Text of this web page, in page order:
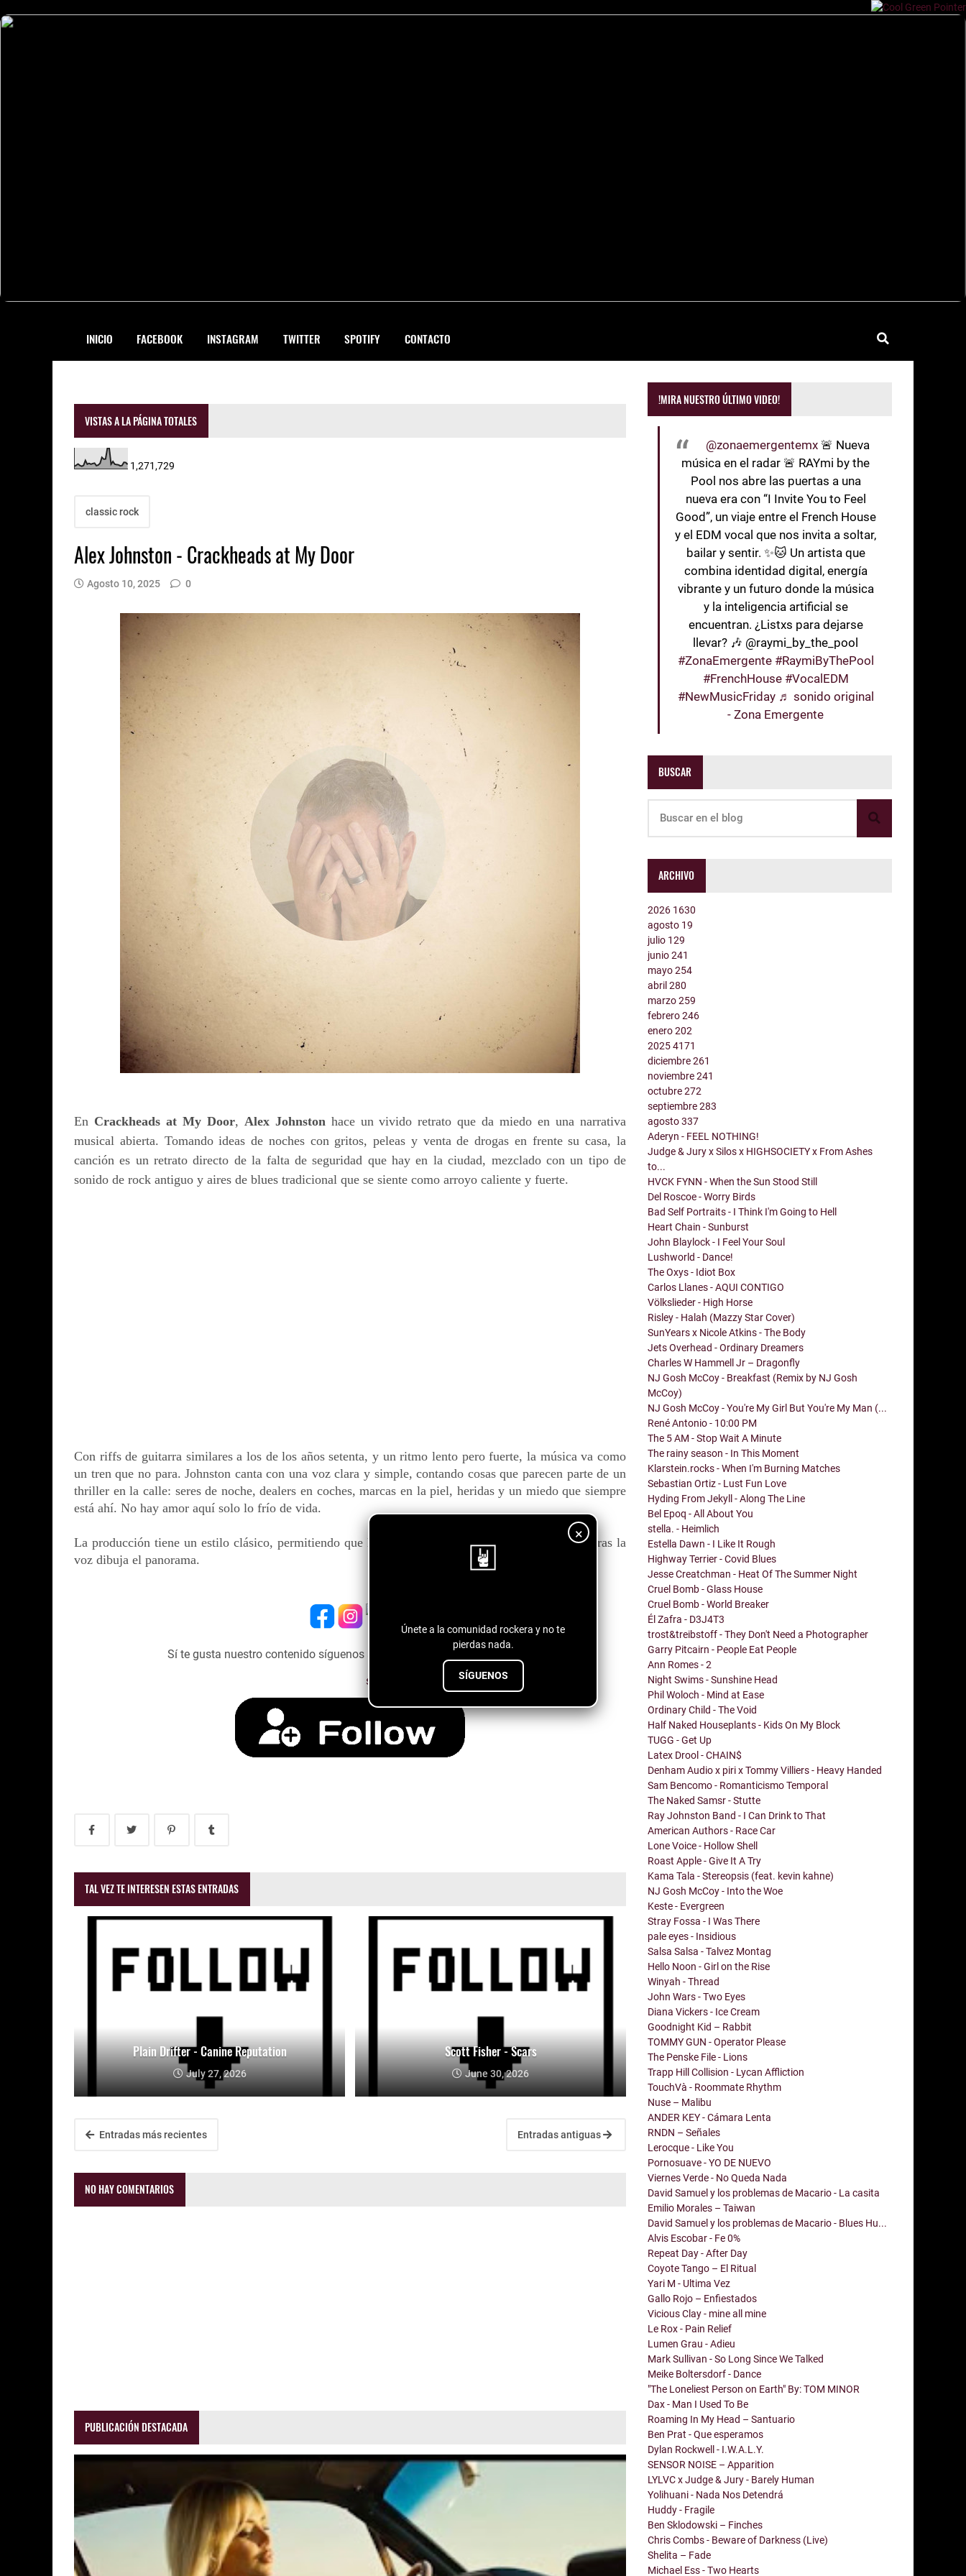
INICIO FACEBOOK INSTAGRAM TWITTER SPOTIFY CONTACTO
×
Únete a la comunidad rockera y no te
pierdas nada.
SÍGUENOS
VISTAS A LA PÁGINA TOTALES
1,271,729
classic rock
Alex Johnston - Crackheads at My Door
Agosto 10, 2025 0
En Crackheads at My Door, Alex Johnston hace un vivido retrato que da miedo en una narrativa
musical abierta. Tomando ideas de noches con gritos, peleas y venta de drogas en frente su casa, la
canción es un retrato directo de la falta de ͏seguridad que hay en la ciudad, mezclado con un tipo de
sonido de rock antiguo y aires de blues tradicional que se siente como arroyo caliente y fuerte.
Con riffs de guitarra similares a los de los años setenta, y un ritmo lento pero fuerte, la música va como
un tren que no para. ͏Johnston canta con una voz clara y simple, contando͏ cosas que parecen parte de un
thriller en la calle: seres de noche, dealers en coches, marcas en la piel, heridas y un miedo que siempre
está ahí. No hay amor aquí solo lo frío de vida͏.
La producción tiene un estilo clásico, permitiendo que la guitarra y la batería lleven el peso mientras la
voz dibuja el panorama.
Sí te gusta nuestro contenido síguenos a través del siguiente botón ↓↓↓↓
TAL VEZ TE INTERESEN ESTAS ENTRADAS
Plain Drifter - Canine Reputation
July 27, 2026
Scott Fisher - Scars
June 30, 2026
Entradas más recientes Entradas antiguas
NO HAY COMENTARIOS
PUBLICACIÓN DESTACADA
!MIRA NUESTRO ÚLTIMO VIDEO!
@zonaemergentemx 🚨 Nueva
música en el radar 🚨 RAYmi by the
Pool nos abre las puertas a una
nueva era con “I Invite You to Feel
Good”, un viaje entre el French House
y el EDM vocal que nos invita a soltar,
bailar y sentir. ✨🐱 Un artista que
combina identidad digital, energía
vibrante y un futuro donde la música
y la inteligencia artificial se
encuentran. ¿Listxs para dejarse
llevar? 🎶 @raymi_by_the_pool
#ZonaEmergente #RaymiByThePool
#FrenchHouse #VocalEDM
#NewMusicFriday ♬ sonido original
- Zona Emergente
BUSCAR
ARCHIVO
2026 1630
agosto 19
julio 129
junio241
mayo254
abril280
marzo259
febrero246
enero202
20254171
diciembre261
noviembre241
octubre272
septiembre283
agosto337
Aderyn - FEEL NOTHING!
Judge & Jury x Silos x HIGHSOCIETY x From Ashes
to...
HVCK FYNN - When the Sun Stood Still
Del Roscoe - Worry Birds
Bad Self Portraits - I Think I'm Going to Hell
Heart Chain - Sunburst
John Blaylock - I Feel Your Soul
Lushworld - Dance!
The Oxys - Idiot Box
Carlos Llanes - AQUI CONTIGO
Völkslieder - High Horse
Risley - Halah (Mazzy Star Cover)
SunYears x Nicole Atkins - The Body
Jets Overhead - Ordinary Dreamers
Charles W Hammell Jr – Dragonfly
NJ Gosh McCoy - Breakfast (Remix by NJ Gosh
McCoy)
NJ Gosh McCoy - You're My Girl But You're My Man (...
René Antonio - 10:00 PM
The 5 AM - Stop Wait A Minute
The rainy season - In This Moment
Klarstein.rocks - When I'm Burning Matches
Sebastian Ortiz - Lust Fun Love
Hyding From Jekyll - Along The Line
Bel Epoq - All About You
stella. - Heimlich
Estella Dawn - I Like It Rough
Highway Terrier - Covid Blues
Jesse Creatchman - Heat Of The Summer Night
Cruel Bomb - Glass House
Cruel Bomb - World Breaker
Él Zafra - D3J4T3
trost&treibstoff - They Don't Need a Photographer
Garry Pitcairn - People Eat People
Ann Romes - 2
Night Swims - Sunshine Head
Phil Woloch - Mind at Ease
Ordinary Child - The Void
Half Naked Houseplants - Kids On My Block
TUGG - Get Up
Latex Drool - CHAIN$
Denham Audio x piri x Tommy Villiers - Heavy Handed
Sam Bencomo - Romanticismo Temporal
The Naked Samsr - Stutte
Ray Johnston Band - I Can Drink to That
American Authors - Race Car
Lone Voice - Hollow Shell
Roast Apple - Give It A Try
Kama Tala - Stereopsis (feat. kevin kahne)
NJ Gosh McCoy - Into the Woe
Keste - Evergreen
Stray Fossa - I Was There
pale eyes - Insidious
Salsa Salsa - Talvez Montag
Hello Noon - Girl on the Rise
Winyah - Thread
John Wars - Two Eyes
Diana Vickers - Ice Cream
Goodnight Kid – Rabbit
TOMMY GUN - Operator Please
The Penske File - Lions
Trapp Hill Collision - Lycan Affliction
TouchVà - Roommate Rhythm
Nuse – Malibu
ANDER KEY - Cámara Lenta
RNDN – Señales
Lerocque - Like You
Pornosuave - YO DE NUEVO
Viernes Verde - No Queda Nada
David Samuel y los problemas de Macario - La casita
Emilio Morales – Taiwan
David Samuel y los problemas de Macario - Blues Hu...
Alvis Escobar - Fe 0%
Repeat Day - After Day
Coyote Tango – El Ritual
Yari M - Ultima Vez
Gallo Rojo – Enfiestados
Vicious Clay - mine all mine
Le Rox - Pain Relief
Lumen Grau - Adieu
Mark Sullivan - So Long Since We Talked
Meike Boltersdorf - Dance
"The Loneliest Person on Earth" By: TOM MINOR
Dax - Man I Used To Be
Roaming In My Head – Santuario
Ben Prat - Que esperamos
Dylan Rockwell - I.W.A.L.Y.
SENSOR NOISE – Apparition
LYLVC x Judge & Jury - Barely Human
Yolihuani - Nada Nos Detendrá
Huddy - Fragile
Ben Sklodowski – Finches
Chris Combs - Beware of Darkness (Live)
Shelita – Fade
Michael Ess - Two Hearts